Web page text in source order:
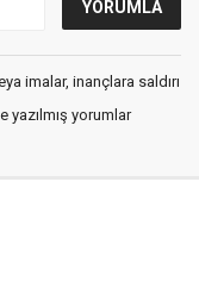
imalar, inançlara saldırı
yazılmış yorumlar